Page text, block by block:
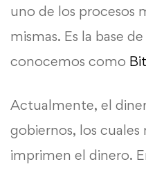
uno de los procesos
mismas. Es la base
conocemos como
Actualmente, el
gobiernos, los
imprimen el dinero.